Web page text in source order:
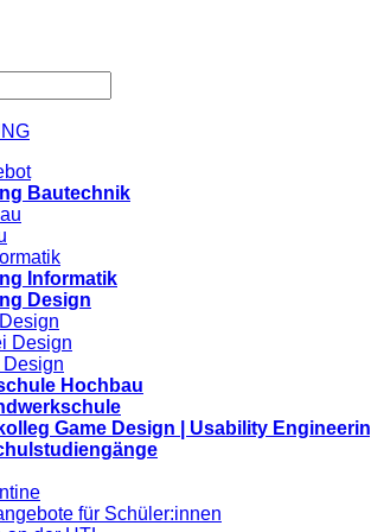
Bautechnik
Informatik
Design
Design
Hochbau
Game Design | Usability
für Schüler:innen